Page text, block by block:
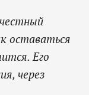
оставаться
Его
через